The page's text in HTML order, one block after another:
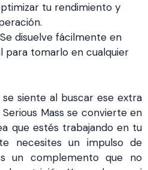
tu rendimiento y
Se disuelve fácilmente en
para tomarlo en cualquier
siente al buscar ese extra
Mass se convierte en
que estés trabajando en tu
necesites un impulso de
un complemento que no